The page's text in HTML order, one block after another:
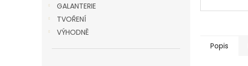
GALANTERIE
TVOŘENÍ
VÝHODNĚ
Popis